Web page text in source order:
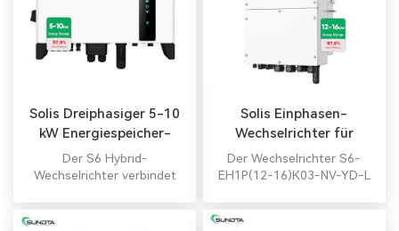
mit SPH-Wechselrichtern,
Batteriepack und weiterem
Zubehör maximiert die
Autarkie einer Solaranlage
und senkt die Stromkosten.
Solis Dreiphasiger 5-10
kW Energiespeicher-
Wechselrichter
Der S6 Hybrid-
Wechselrichter verbindet
und speichert tagsüber
Solis Einphasen-
Wechselrichter für
Energiespeicherung, 12–
16 kW
Der Wechselrichter S6-
EH1P(12-16)K03-NV-YD-L